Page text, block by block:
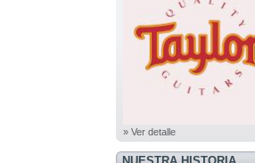
» Ver detalle